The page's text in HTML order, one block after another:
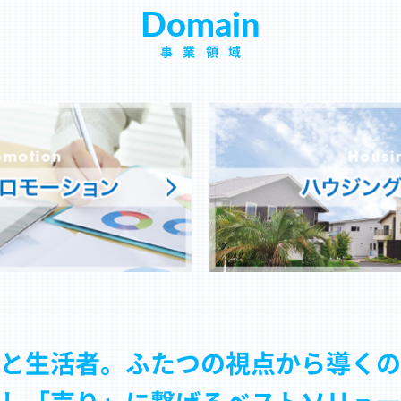
Domain
事業領域
生活者。ふたつの視点から導く